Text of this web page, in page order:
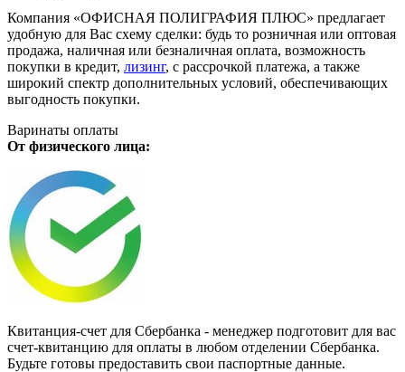
Компания «ОФИСНАЯ ПОЛИГРАФИЯ ПЛЮС» предлагает
удобную для Вас схему сделки: будь то розничная или оптовая
продажа, наличная или безналичная оплата, возможность
покупки в кредит, лизинг, с рассрочкой платежа, а также
широкий спектр дополнительных условий, обеспечивающих
выгодность покупки.
Варинаты оплаты
От физического лица:
Квитанция-счет для Сбербанка - менеджер подготовит для вас
счет-квитанцию для оплаты в любом отделении Сбербанка.
Будьте готовы предоставить свои паспортные данные.